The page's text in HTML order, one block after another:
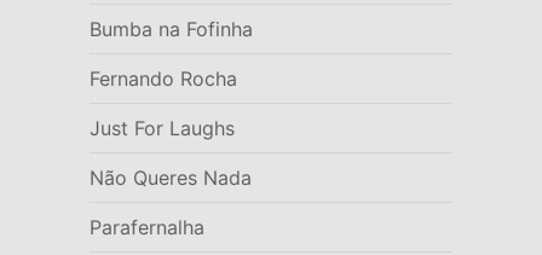
Bumba na Fofinha
Fernando Rocha
Just For Laughs
Não Queres Nada
Parafernalha